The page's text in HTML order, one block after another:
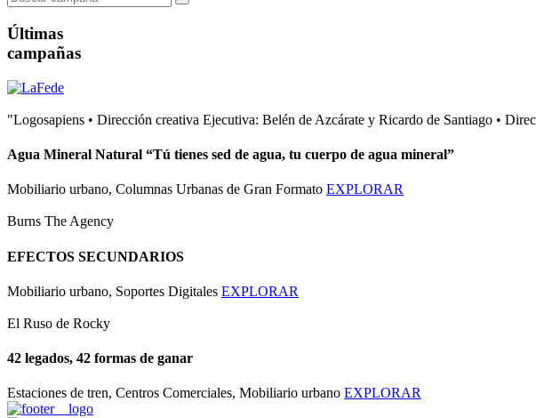
Últimas
campañas
"Logosapiens • Dirección creativa Ejecutiva: Belén de Azcárate y Ricardo de Santiago •
Agua Mineral Natural “Tú tienes sed de agua, tu cuerpo de agua mineral”
Mobiliario urbano, Columnas Urbanas de Gran Formato EXPLORAR
Burns The Agency
EFECTOS SECUNDARIOS
Mobiliario urbano, Soportes Digitales EXPLORAR
El Ruso de Rocky
42 legados, 42 formas de ganar
Estaciones de tren, Centros Comerciales, Mobiliario urbano EXPLORAR